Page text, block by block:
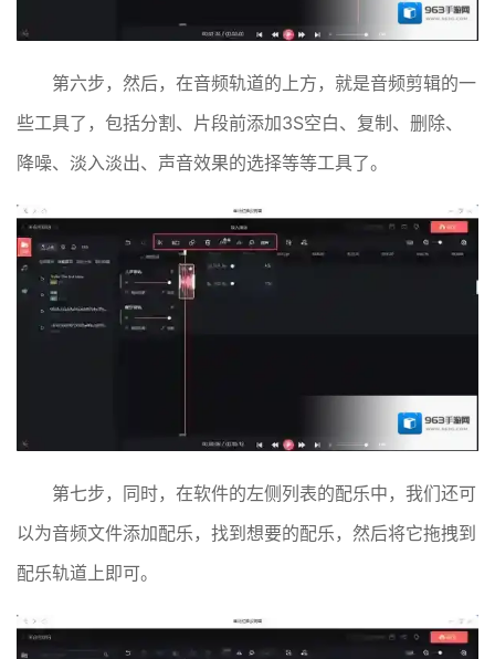
第六步，然后，在音频轨道的上方，就是音频剪辑的一
些工具了，包括分割、片段前添加3S空白、复制、删除、
降噪、淡入淡出、声音效果的选择等等工具了。
第七步，同时，在软件的左侧列表的配乐中，我们还可
以为音频文件添加配乐，找到想要的配乐，然后将它拖拽到
配乐轨道上即可。